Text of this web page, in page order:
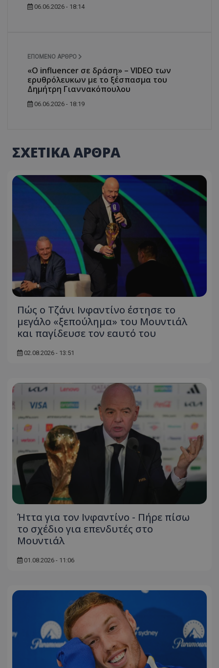
06.06.2026 - 18:14
ΕΠΌΜΕΝΟ ΆΡΘΡΟ
«Ο influencer σε δράση» – VIDEO των
ερυθρόλευκων με το ξέσπασμα του
Δημήτρη Γιαννακόπουλου
06.06.2026 - 18:19
ΣΧΕΤΙΚΑ ΑΡΘΡΑ
Πώς ο Τζάνι Ινφαντίνο έστησε το
μεγάλο «ξεπούλημα» του Μουντιάλ
και παγίδευσε τον εαυτό του
02.08.2026 - 13:51
Ήττα για τον Ινφαντίνο - Πήρε πίσω
το σχέδιο για επενδυτές στο
Μουντιάλ
01.08.2026 - 11:06